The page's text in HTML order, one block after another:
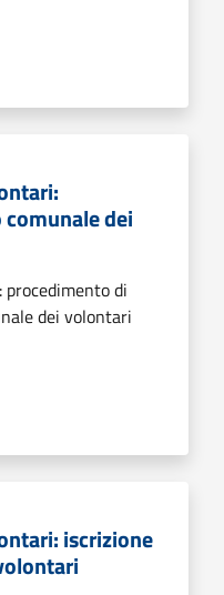
dei
di
dei volontari
iscrizione